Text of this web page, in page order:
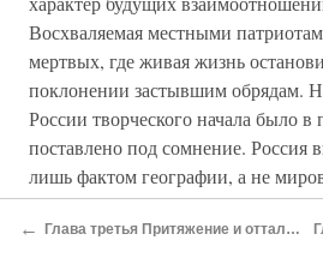
Восхваляемая местными
мертвых, где живая жизнь
поклонении застывшим обрядам.
России творческого начала было в
поставлено под сомнение. Россия
лишь фактом географии, а не
придавал большое значение
западного христианства.
← Глава третья Притяжение и отталкивание. Дело Петра